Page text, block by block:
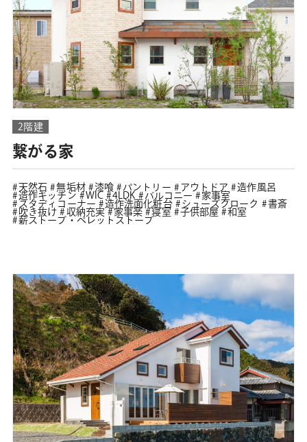
2階建
繋がる家
天然石 無垢材 漆喰 パントリー アウトドア
造作風呂
造作キッチン
WIC 4LDK バルコニー
家事室
スタディコーナー
造作洗面化粧台 シューズクローク
書斎
吹き抜け
収納充実 家事楽 寝室 子供部屋
和室
薪ストーブ・ペレットストーブ